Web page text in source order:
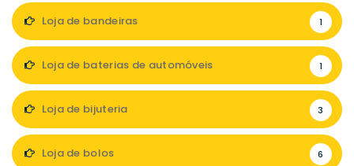
Loja de bandeiras 1
Loja de baterias de automóveis 1
Loja de bijuteria 3
Loja de bolos 6